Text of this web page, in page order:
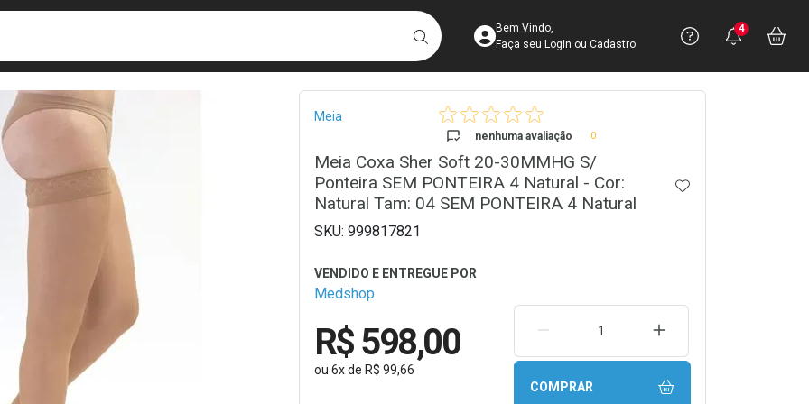
BUSCARAcesse sua Conta
Bem Vindo,
Faça seu Login ou Cadastro
Precisa
Ver Recursos
Você
4
Breadcrumb
Meia
nenhuma avaliação 0
Meia Coxa Sher Soft 20-30MMHG S/
Ponteira SEM PONTEIRA 4 Natural - Cor:
Natural Tam: 04 SEM PONTEIRA 4 Natural
ADICIONAR AOS
999817821
Medshop
R$ 598,00
ou 6xde R$ 99,66
REMOVER UMA UNIDADEAUMENTAR UMA
COMPRAR